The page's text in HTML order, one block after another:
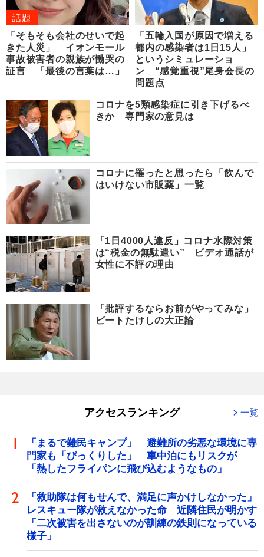
話題
「そもそも会社のせいで起
きた人災」 イオンモール
事故被害者の親族が慟哭の
証言 「最後の言葉は…」
「五輪入国が原因で増える
都内の感染者は1日15人」
というシミュレーショ
ン “感覚重視”尾身会長の
問題点
コロナを5類感染症に引き下げるべ
きか 専門家の意見は
コロナに罹ったと思ったら「飲んで
はいけない市販薬」一覧
「1日4000人違反」コロナ水際対策
は“税金の無駄遣い” ビデオ通話が
女性に不評の理由
「批評するならお前がやってみな」
ビートたけしの大正論
アクセスランキング 一覧
「まるで難民キャンプ」 避難所の劣悪な環境に専
門家も「びっくりした」 車中泊にもリスクが
「熱したフライパンに飛び込むようなもの」
「救助隊は何もせんで、満足に声かけしなかった」
レスキュー隊が救えなかった命 近隣住民が明かす
「二次被害を出さないのが訓練の鉄則になっている
様子」